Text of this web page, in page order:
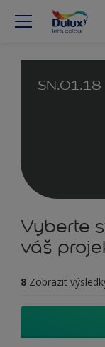
SN.01.18
Vyberte
váš
8 Zobrazit